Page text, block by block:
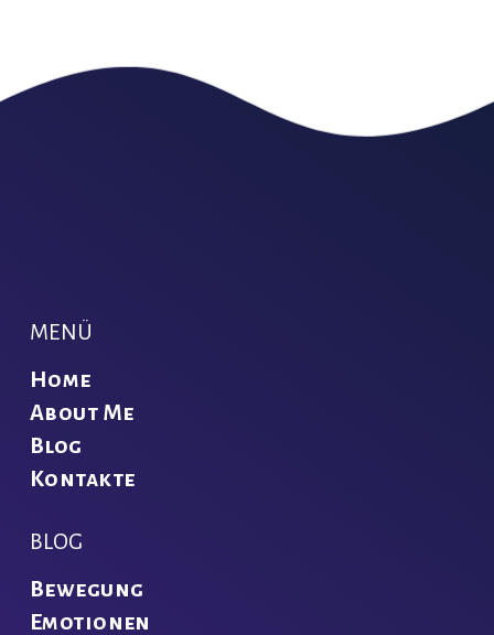
MENÜ
Home
About Me
Blog
Kontakte
BLOG
Bewegung
Emotionen